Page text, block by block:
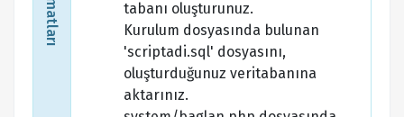
tabanı oluşturunuz.
Kurulum dosyasında bulunan
'scriptadi.sql' dosyasını,
oluşturduğunuz veritabanına
aktarınız.